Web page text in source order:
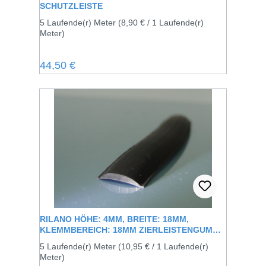
SCHUTZLEISTE
5 Laufende(r) Meter (8,90 € / 1 Laufende(r)
Meter)
Regulärer Preis:
44,50 €
RILANO HÖHE: 4MM, BREITE: 18MM,
KLEMMBEREICH: 18MM ZIERLEISTENGUMMI
METALLSCHIENE
5 Laufende(r) Meter (10,95 € / 1 Laufende(r)
Meter)